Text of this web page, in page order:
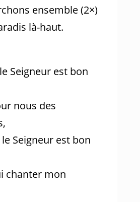
ensemble (2×)
là-haut.
Seigneur est bon
nous des
Seigneur est bon
chanter mon